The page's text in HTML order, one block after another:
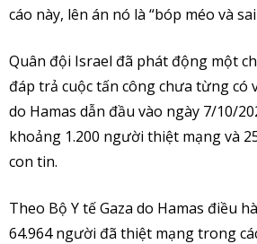
cáo này, lên án nó là “bóp méo và
Quân đội Israel đã phát động một
đáp trả cuộc tấn công chưa từng có
do Hamas dẫn đầu vào ngày 7/10/
khoảng 1.200 người thiệt mạng và
con tin.
Theo Bộ Y tế Gaza do Hamas điều
64.964 người đã thiệt mạng trong